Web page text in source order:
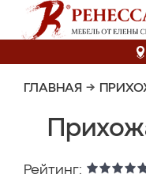
ГЛАВНАЯ →
Рейтинг: